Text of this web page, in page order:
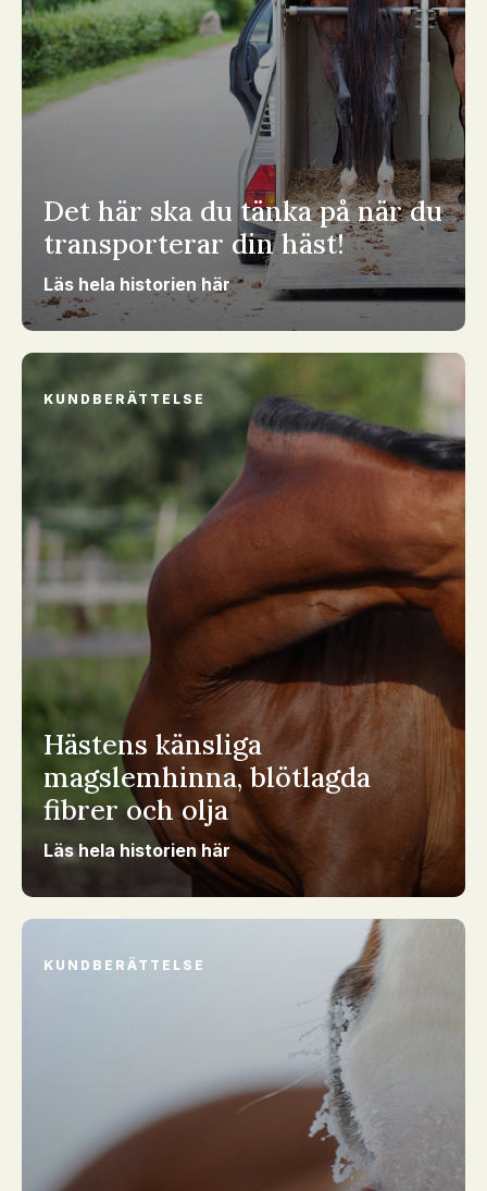
Det här ska du tänka på när du
transporterar din häst!
Läs hela historien här
KUNDBERÄTTELSE
Hästens känsliga
magslemhinna, blötlagda
fibrer och olja
Läs hela historien här
KUNDBERÄTTELSE